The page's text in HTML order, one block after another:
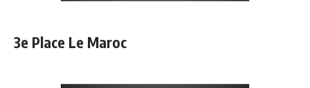
3e Place Le Maroc